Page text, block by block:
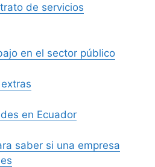
de servicios
en el sector público
en Ecuador
saber si una empresa